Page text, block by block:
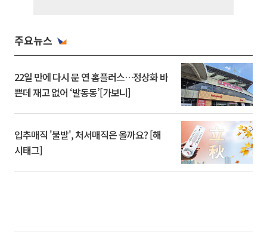
주요뉴스
22일 만에 다시 문 연 홈플러스…정상화 바
쁜데 재고 없어 ‘발동동’[가보니]
입추매직 '불발', 처서매직은 올까요? [해
시태그]